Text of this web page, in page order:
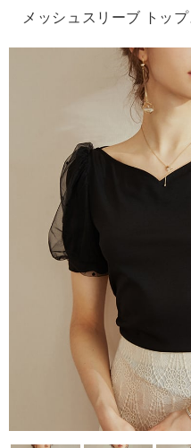
メッシュスリーブ トップ